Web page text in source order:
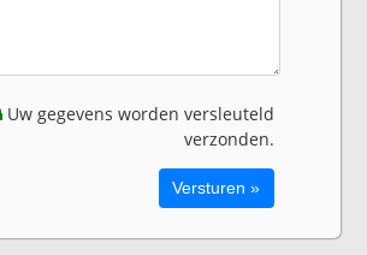
Uw gegevens worden versleuteld
verzonden.